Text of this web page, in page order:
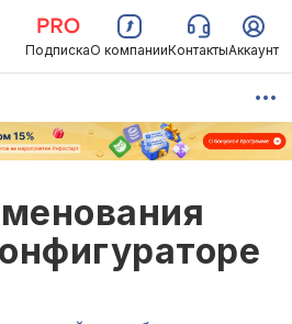
ПодпискаО компанииКонтактыАккаунт